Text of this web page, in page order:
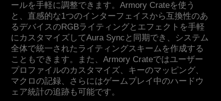
ールを手軽に調整できます。Armory Crateを使う
と、直感的な1つのインターフェイスから互換性のあ
るデバイスのRGBライティングとエフェクトを手軽
にカスタマイズしてAura Syncと同期でき、システム
全体で統一されたライティングスキームを作成する
こともできます。また、Armory Crateではユーザー
プロファイルのカスタマイズ、キーのマッピング、
マクロの記録、さらにはゲームプレイ中のハードウ
ェア統計の追跡も可能です。